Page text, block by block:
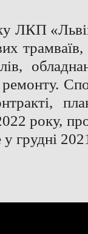
ЛКП
трамваїв,
року,
у грудні